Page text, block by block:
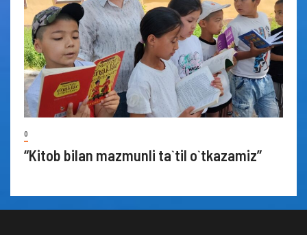
0
“Kitob bilan mazmunli ta`til o`tkazamiz”